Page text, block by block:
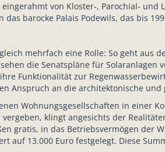
eingerahmt von Kloster-, Parochial-
barocke Palais Podewils, das bis
mehrfach eine Rolle: So geht aus
die Senatspläne für Solaranlagen
Funktionalität zur
Anspruch an die architektonische und
Wohnungsgesellschaften in einer
klingt angesichts der
gratis, in das Betriebsvermögen der
auf 13.000 Euro festgelegt. Diese